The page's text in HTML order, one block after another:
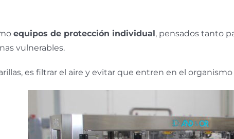
equipos de protección individual, pensados tanto
vulnerables.
es filtrar el aire y evitar que entren en el